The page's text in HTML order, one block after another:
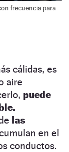
frecuencia para
cálidas, es
aire
puede
las
en el
conductos.